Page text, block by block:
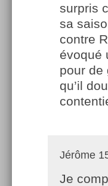
surpris
sa
contre
évoqué
pour de
qu’il
Jérôme
Je